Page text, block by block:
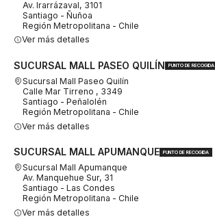
Av. Irarrázaval, 3101
Santiago - Ñuñoa
Región Metropolitana - Chile
Ver más detalles
SUCURSAL MALL PASEO QUILÍN PUNTO DE RECOGIDA
Sucursal Mall Paseo Quilín
Calle Mar Tirreno , 3349
Santiago - Peñalolén
Región Metropolitana - Chile
Ver más detalles
SUCURSAL MALL APUMANQUE PUNTO DE RECOGIDA
Sucursal Mall Apumanque
Av. Manquehue Sur, 31
Santiago - Las Condes
Región Metropolitana - Chile
Ver más detalles